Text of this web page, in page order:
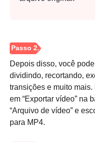
Depois disso, você
dividindo, recortando,
transições e muito
em “Exportar vídeo” na
“Arquivo de vídeo” e
para MP4.